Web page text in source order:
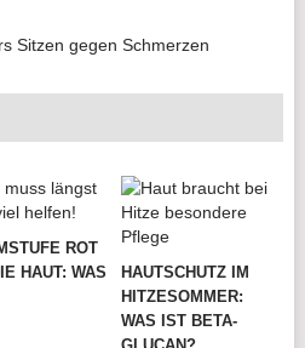
Sitzen gegen Schmerzen
ROT
HAUT: WAS
HAUTSCHUTZ IM
HITZESOMMER:
WAS IST BETA-